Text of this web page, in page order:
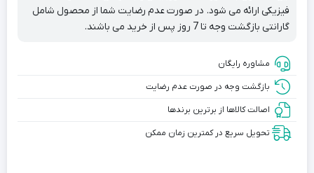
فیزیکی ارائه می شود. در صورت عدم رضایت شما از محصول شامل
گارانتی بازگشت وجه تا 7 روز پس از خرید می باشند.
مشاوره رایگان
بازگشت وجه در صورت عدم رضایت
اصالت کالاها از برترین برندها
تحویل سریع در کمترین زمان ممکن